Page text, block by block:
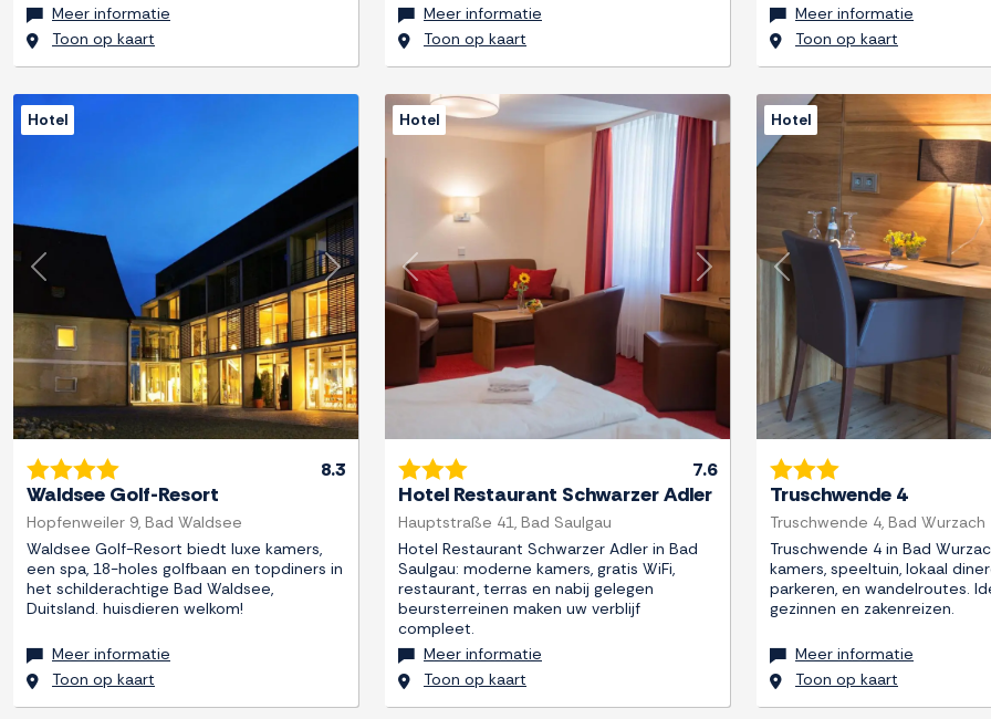
Meer informatie
Toon op kaart
Meer informatie
Toon op kaart
Meer informatie
Toon op kaart
Previous Next
Hotel
8.3
Waldsee Golf-Resort
Hopfenweiler 9, Bad Waldsee
Waldsee Golf-Resort biedt luxe kamers,
een spa, 18-holes golfbaan en topdiners in
het schilderachtige Bad Waldsee,
Duitsland. huisdieren welkom!
Meer informatie
Toon op kaart
Previous Next
Hotel
7.6
Hotel Restaurant Schwarzer Adler
Hauptstraße 41, Bad Saulgau
Hotel Restaurant Schwarzer Adler in Bad
Saulgau: moderne kamers, gratis WiFi,
restaurant, terras en nabij gelegen
beursterreinen maken uw verblijf
compleet.
Meer informatie
Toon op kaart
Previous
Hotel
Truschwende 4
Truschwende 4, Bad Wurzach
Truschwende 4 in Bad
kamers, speeltuin, lokaal
parkeren, en wandelroutes.
gezinnen en zakenreizen.
Meer informatie
Toon op kaart